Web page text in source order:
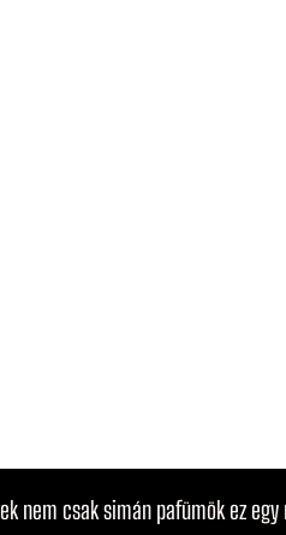
nem csak simán pafümök ez egy